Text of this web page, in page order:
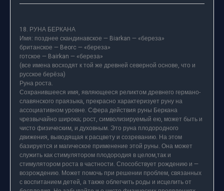
18. РУНА БЕРКАНА
Имя: позднее скандинавское — Biarkan — «береза»
британское — Beorc — «береза»
готское — Bairkan — «береза»
(все имена восходят к той же древней северной основе, что и
русское берёза)
Руна роста.
Сохранившееся имя, являющееся реликтом древнего германо-
славянского праязыка, прекрасно характеризует руну на
ассоциативном уровне. Сфера действия руны Беркана
чрезвычайно широка; рост, символизируемый ею, может быть и
чисто физическим, и духовным. Это руна плодородного
движения, выводящая к расцвету и созреванию. На этом
базируется и магическое применение этой руны. Она может
служить как стимулятором плодородия в целом,так и
стимулятором роста в частности. Способствует рождению и —
возрождению. Может помочь при решении проблем, связанных
с воспитанием детей, а также облегчить роды и исцелить от